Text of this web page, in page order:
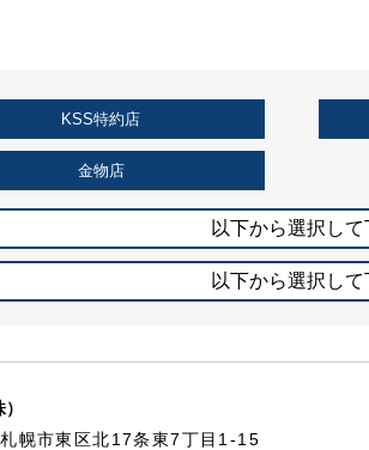
KSS特約店
金物店
以下から選択し
以下から選択し
幌市東区北17条東7丁目1-15